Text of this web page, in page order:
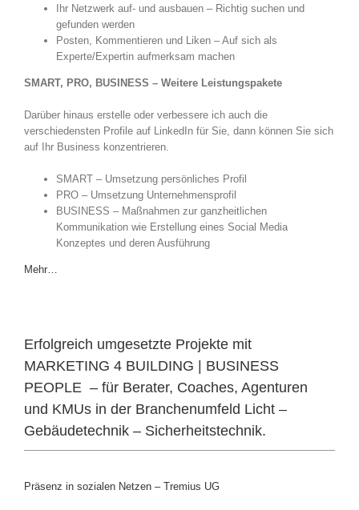
Ihr Netzwerk auf- und ausbauen – Richtig suchen und
gefunden werden
Posten, Kommentieren und Liken – Auf sich als
Experte/Expertin aufmerksam machen
SMART, PRO, BUSINESS – Weitere Leistungspakete
Darüber hinaus erstelle oder verbessere ich auch die
verschiedensten Profile auf LinkedIn für Sie, dann können Sie sich
auf Ihr Business konzentrieren.
SMART – Umsetzung persönliches Profil
PRO – Umsetzung Unternehmensprofil
BUSINESS – Maßnahmen zur ganzheitlichen
Kommunikation wie Erstellung eines Social Media
Konzeptes und deren Ausführung
Mehr…
Erfolgreich umgesetzte Projekte mit
MARKETING 4 BUILDING | BUSINESS
PEOPLE – für Berater, Coaches, Agenturen
und KMUs in der Branchenumfeld Licht –
Gebäudetechnik – Sicherheitstechnik.
Präsenz in sozialen Netzen – Tremius UG